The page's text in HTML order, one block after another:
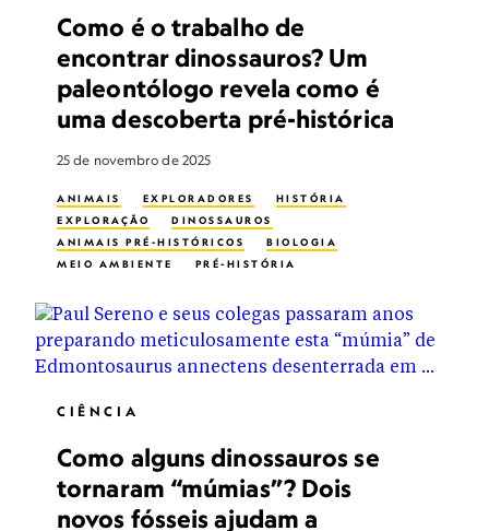
Como é o trabalho de
encontrar dinossauros? Um
paleontólogo revela como é
uma descoberta pré-histórica
25 de novembro de 2025
ANIMAIS EXPLORADORES
HISTÓRIA
EXPLORAÇÃO
DINOSSAUROS
ANIMAIS PRÉ-HISTÓRICOS
BIOLOGIA
MEIO AMBIENTE
PRÉ-HISTÓRIA
CIÊNCIA
Como alguns dinossauros se
tornaram “múmias”? Dois
novos fósseis ajudam a